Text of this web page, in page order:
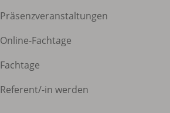
Präsenzveranstaltungen
Online-Fachtage
Fachtage
Referent/-in werden